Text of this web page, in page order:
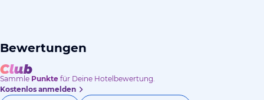
Bewertungen
Sammle Punkte für Deine Hotelbewertung.
Kostenlos anmelden